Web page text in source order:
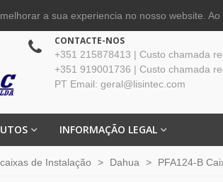
CONTACTE-NOS
+351 215878413 | Custo chamada
+351 919001736 | Custo chamada
PT Email: geral@lisintec.com
INFORMAÇÃO LEGAL
de Instalação > Dahua > PFA124-B
a sua experiencia no nosso website.